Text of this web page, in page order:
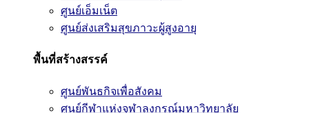
ศูนย์เอ็มเน็ต
ศูนย์ส่งเสริมสุขภาวะผู้สูงอายุ
พื้นที่สร้างสรรค์
ศูนย์พันธกิจเพื่อสังคม
ศูนย์กีฬาแห่งจุฬาลงกรณ์มหาวิทยาลัย